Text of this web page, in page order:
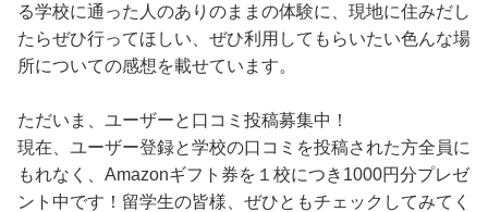
る学校に通った人のありのままの体験に、現地に住みだし
たらぜひ行ってほしい、ぜひ利用してもらいたい色んな場
所についての感想を載せています。
ただいま、ユーザーと口コミ投稿募集中！
現在、ユーザー登録と学校の口コミを投稿された方全員に
もれなく、Amazonギフト券を１校につき1000円分プレゼ
ント中です！留学生の皆様、ぜひともチェックしてみてく